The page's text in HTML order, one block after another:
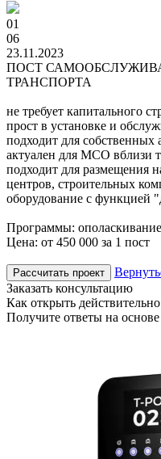
01
06
23.11.2023
ПОСТ
ТРАНСПОРТА
не требует капитального
прост в установке и
подходит для собственных
актуален для МСО вблизи
подходит для размещения
центров, строительных
оборудование с функцией
Программы:
Цена: от 450 000 за 1 пост
Рассчитать проект
Заказать консультацию
Как открыть
Получите ответы на